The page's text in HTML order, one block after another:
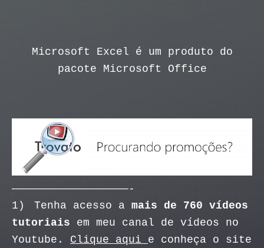
Microsoft Excel é um produto do
pacote Microsoft Office
——————————————————-
1)
Tenha acesso a mais de 760 vídeos
tutoriais em meu canal de vídeos no
Youtube. Clique aqui e conheça o site